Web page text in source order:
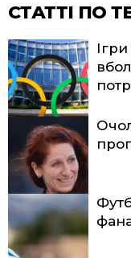
СТАТТІ ПО